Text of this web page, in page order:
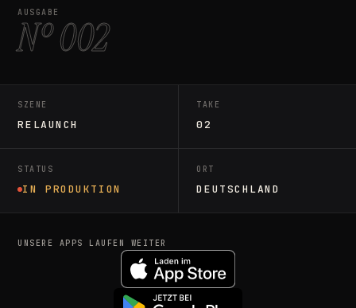
AUSGABE
Nº 002
SZENE
RELAUNCH
TAKE
02
STATUS
IN PRODUKTION
ORT
DEUTSCHLAND
UNSERE APPS LAUFEN WEITER